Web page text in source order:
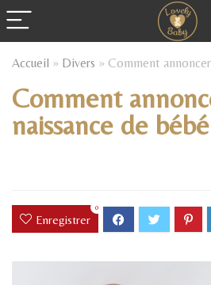
Accueil » Divers » Comment
Comment
naissance de
Enregistrer
0